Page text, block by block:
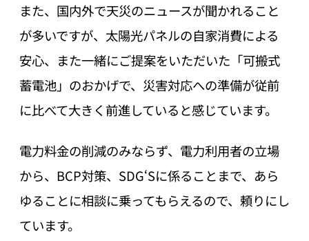
また、国内外で天災のニュースが聞かれること
が多いですが、太陽光パネルの自家消費による
安心、また一緒にご提案をいただいた「可搬式
蓄電池」のおかげで、災害対応への準備が従前
に比べて大きく前進していると感じています。
電力料金の削減のみならず、電力利用者の立場
から、BCP対策、SDG‘Sに係ることまで、あら
ゆることに相談に乗ってもらえるので、頼りにし
ています。